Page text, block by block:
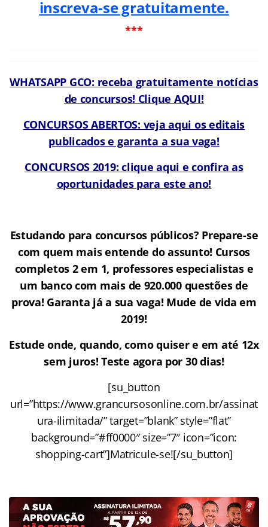
inscreva-se gratuitamente.
***
WHATSAPP GCO: receba gratuitamente notícias
de concursos! Clique AQUI!
CONCURSOS ABERTOS: veja aqui os editais
publicados e garanta a sua vaga!
CONCURSOS 2019: clique aqui e confira as
oportunidades para este ano!
Estudando para concursos públicos? Prepare-se
com quem mais entende do assunto! Cursos
completos 2 em 1, professores especialistas e
um banco com mais de 920.000 questões de
prova! Garanta já a sua vaga! Mude de vida em
2019!
Estude onde, quando, como quiser e em até 12x
sem juros! Teste agora por 30 dias!
[su_button
url=”https://www.grancursosonline.com.br/assinat
ura-ilimitada/” target=”blank” style=”flat”
background=”#ff0000″ size=”7″ icon=”icon:
shopping-cart”]Matricule-se![/su_button]